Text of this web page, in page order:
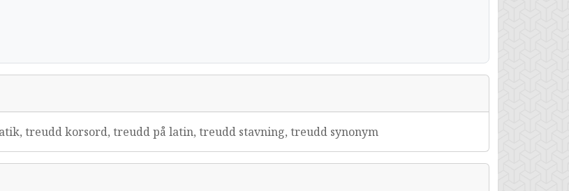
treudd korsord, treudd på latin, treudd stavning, treudd synonym